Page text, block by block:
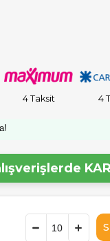
4 Taksit 4